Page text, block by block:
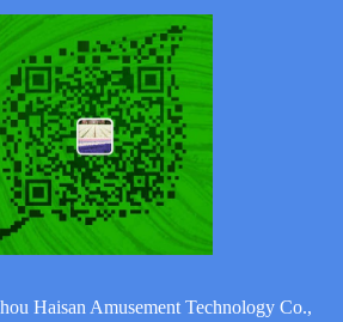
Haisan Amusement Technology Co.,